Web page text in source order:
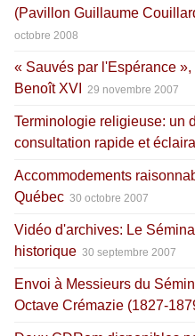
(Pavillon Guillaume
octobre 2008
« Sauvés par l'Espérance
Benoît XVI
29 novembre 2007
Terminologie religieuse: un
consultation rapide et
Accommodements
Québec 30 octobre 2007
Vidéo d'archives: Le
historique 30 septembre 2007
Envoi à Messieurs du
Octave Crémazie (1827-